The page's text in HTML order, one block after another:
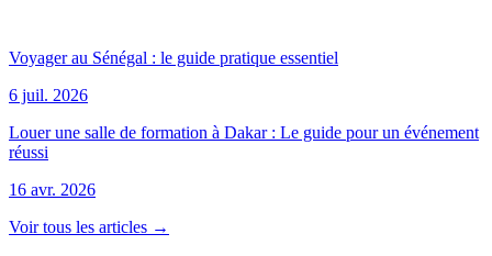
Voyager au Sénégal : le guide pratique essentiel
6 juil. 2026
Louer une salle de formation à Dakar : Le guide pour un événement
réussi
16 avr. 2026
Voir tous les articles →